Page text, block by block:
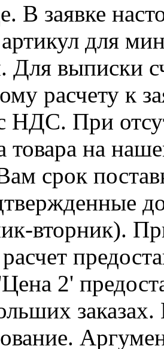
В заявке
артикул для
Для выписки
расчету к
НДС. При
товара на
срок
вторник).
2'